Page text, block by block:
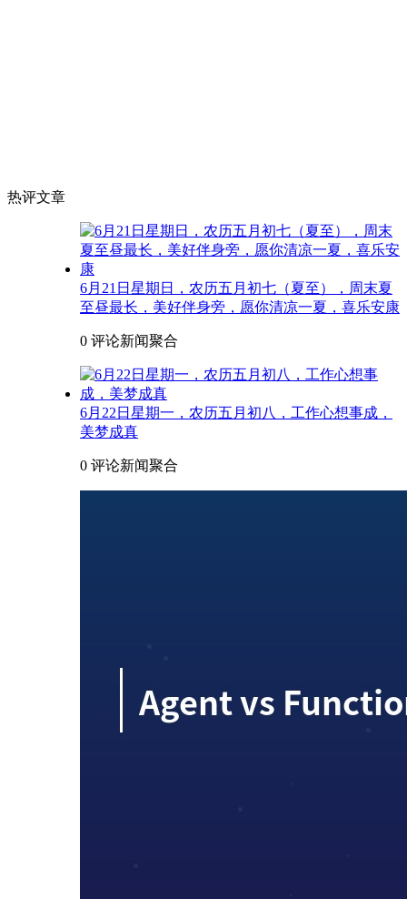
热评文章
6月21日星期日，农历五月初七（夏至），周末夏
至昼最长，美好伴身旁，愿你清凉一夏，喜乐安康
0 评论新闻聚合
6月22日星期一，农历五月初八，工作心想事成，
美梦成真
0 评论新闻聚合